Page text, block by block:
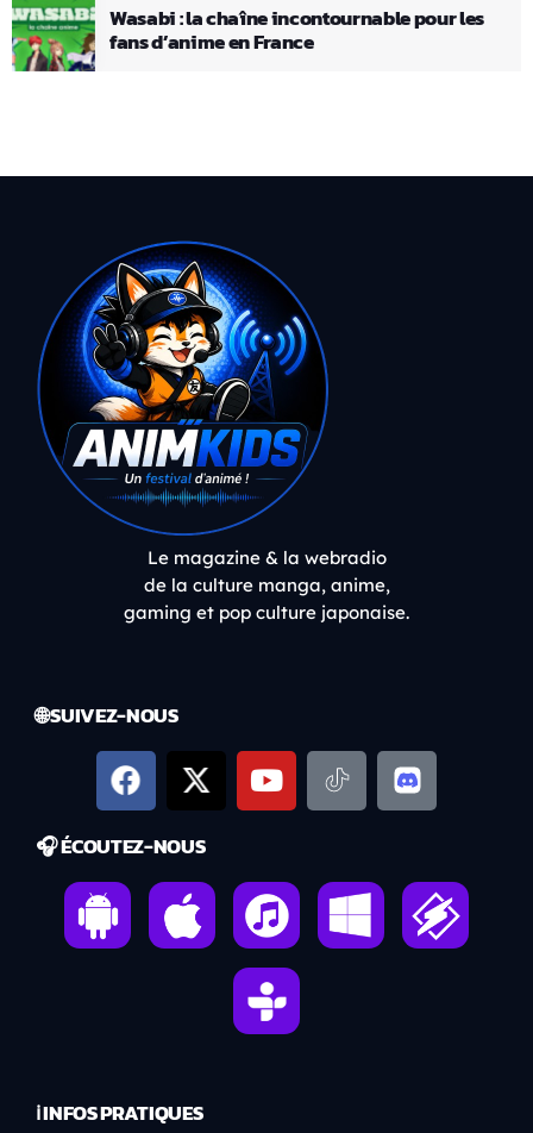
Wasabi : la chaîne incontournable pour les
fans d’anime en France
Le magazine & la webradio
de la culture manga, anime,
gaming et pop culture japonaise.
🌐 SUIVEZ-NOUS
🎧 ÉCOUTEZ-NOUS
ℹ️ INFOS PRATIQUES